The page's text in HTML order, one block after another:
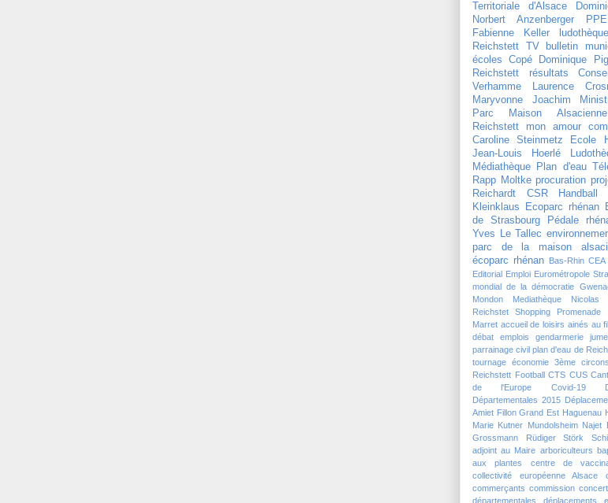
Territoriale d'Alsace
Norbert Anzenberger
PPE
Fabienne Keller
ludothèque
Reichstett TV
bulletin
écoles
Copé
Dominique
Reichstett
résultats
Verhamme
Laurence
Maryvonne Joachim
Parc Maison Alsacienne
Reichstett mon amour
Caroline Steinmetz
Ecole
Jean-Louis Hoerlé
Médiathèque
Plan d'eau
Rapp Moltke procuration
Reichardt
CSR Handball
Kleinklaus
Ecoparc rhénan
de Strasbourg
Pédale
Yves Le Tallec
parc de la maison
écoparc rhénan
Bas-Rhin CEA
Editorial
Emploi Eurométropole
mondial de la démocratie
Mondon
Mediathèque
Nicolas
Reichstet
Shopping
Marret accueil de loisirs ainés au
débat
emplois gendarmerie
parrainage civil plan d'eau de
tournage économie 3ème
Reichstett Football
CTS CUS
de l'Europe
Covid-19
Départementales 2015
Amiet Fillon Grand Est Haguenau
Marie Kutner Mundolsheim Najet
Grossmann
Rüdiger Störk
adjoint au Maire arboriculteurs
aux plantes
centre de
collectivité européenne Alsace
commerçants commission concert
départementales
déplacements